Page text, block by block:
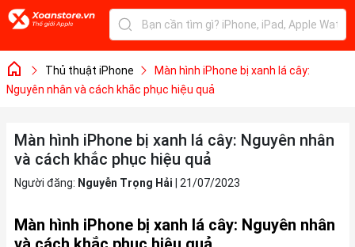
Thủ thuật iPhone
Màn hình iPhone bị xanh lá cây:
Nguyên nhân và cách khắc phục hiệu quả
Màn hình iPhone bị xanh lá cây: Nguyên nhân
và cách khắc phục hiệu quả
Người đăng: Nguyễn Trọng Hải 21/07/2023
Màn hình iPhone bị xanh lá cây: Nguyên nhân